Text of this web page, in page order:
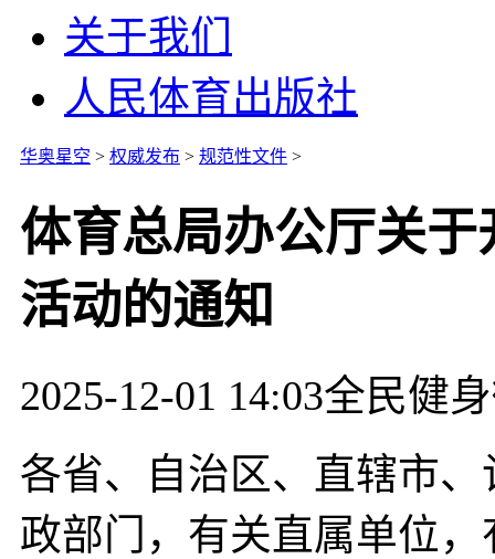
关于我们
人民体育出版社
华奥星空 > 权威发布 > 规范性文件 >
体育总局办公厅关
活动的通知
2025-12-01 14:03全民健
各省、自治区、直辖市
政部门，有关直属单位